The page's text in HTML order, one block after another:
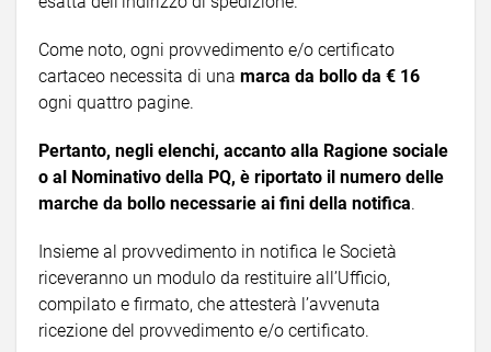
Come noto, ogni provvedimento e/o certificato
cartaceo necessita di una marca da bollo da € 16
ogni quattro pagine.
Pertanto, negli elenchi, accanto alla Ragione sociale
o al Nominativo della PQ, è riportato il numero delle
marche da bollo necessarie ai fini della notifica.
Insieme al provvedimento in notifica le Società
riceveranno un modulo da restituire all’Ufficio,
compilato e firmato, che attesterà l’avvenuta
ricezione del provvedimento e/o certificato.